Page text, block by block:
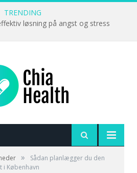
TRENDING
løsning på angst og stress
»
Sådan planlægger du den
i København